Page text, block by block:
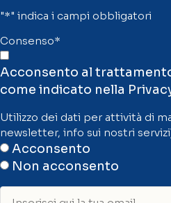
"*" indica i campi obbligatori
Consenso*
Acconsento al
come indicato nella
Utilizzo dei dati per attività di
newsletter, info sui nostri
Acconsento
Non acconsento